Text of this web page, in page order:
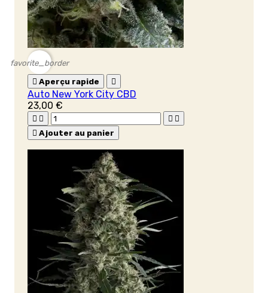
favorite_border
 Aperçu rapide 
Auto New York City CBD
23,00 €
   
 Ajouter au panier